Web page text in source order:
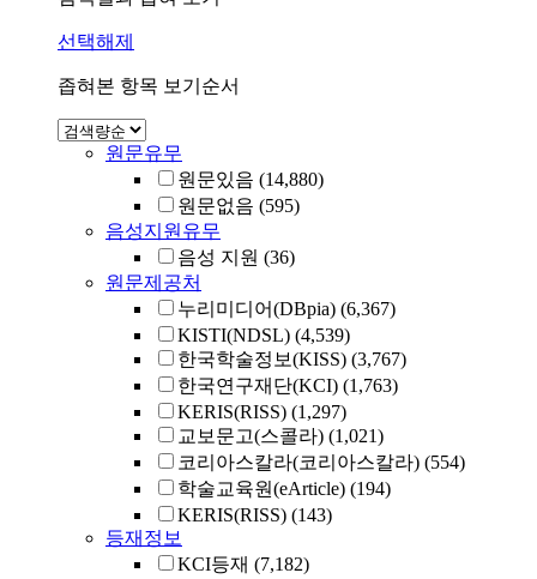
선택해제
좁혀본 항목 보기순서
원문유무
원문있음 (14,880)
원문없음 (595)
음성지원유무
음성 지원 (36)
원문제공처
누리미디어(DBpia) (6,367)
KISTI(NDSL) (4,539)
한국학술정보(KISS) (3,767)
한국연구재단(KCI) (1,763)
KERIS(RISS) (1,297)
교보문고(스콜라) (1,021)
코리아스칼라(코리아스칼라) (554)
학술교육원(eArticle) (194)
KERIS(RISS) (143)
등재정보
KCI등재 (7,182)